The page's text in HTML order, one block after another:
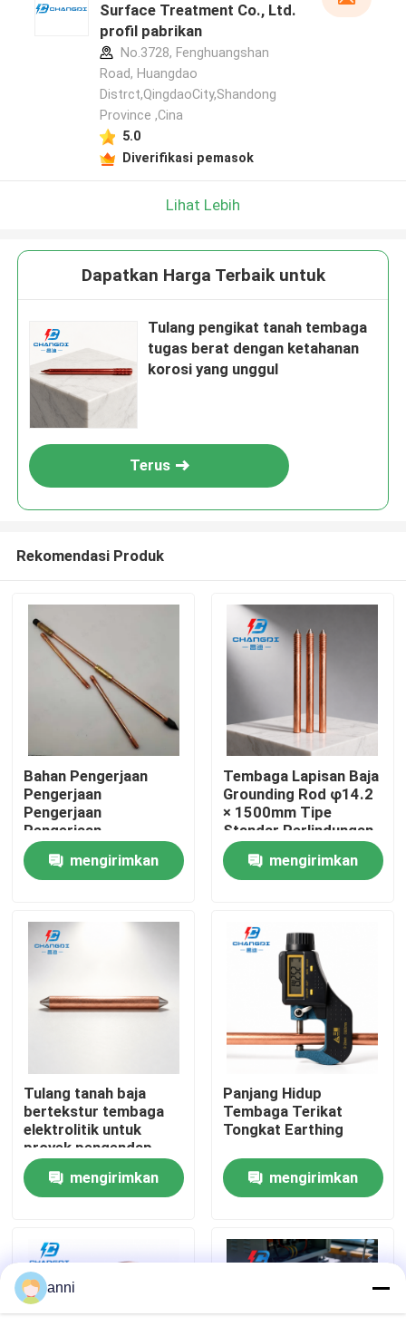
Rumah
Produk
Kontrol kualitas
Hubungi kami
Berita
Semua Kasus
Quote request suatu
Surface Treatment Co., Ltd.
profil pabrikan
No.3728, Fenghuangshan
Road, Huangdao
Distrct,QingdaoCity,Shandong
Province ,Cina
5.0
Diverifikasi pemasok
Lihat Lebih
Dapatkan Harga Terbaik untuk
Tulang pengikat tanah tembaga
tugas berat dengan ketahanan
korosi yang unggul
Terus
Rekomendasi Produk
Bahan Pengerjaan
Pengerjaan
Pengerjaan
Pengerjaan
Pengerjaan
Pengerjaanmengirimkan
Tembaga Lapisan Baja
Grounding Rod φ14.2
× 1500mm Tipe
Standar Perlindungan
Petir
mengirimkan
Tulang tanah baja
bertekstur tembaga
elektrolitik untuk
proyek pengendap
industri
mengirimkan
Panjang Hidup
Tembaga Terikat
Tongkat Earthing
mengirimkan
anni